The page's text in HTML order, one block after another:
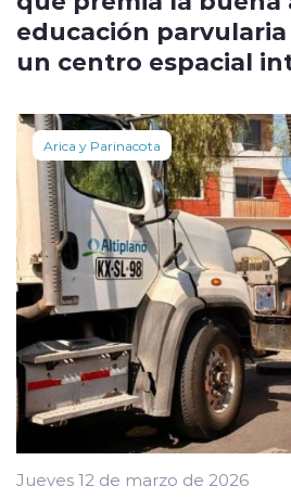
educación
un centro espacial
Arica y Parinacota
Jueves 12 de marzo de 2026